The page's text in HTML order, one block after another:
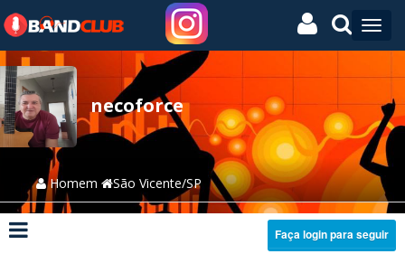
necoforce
Homem São Vicente/SP
Faça login para seguir